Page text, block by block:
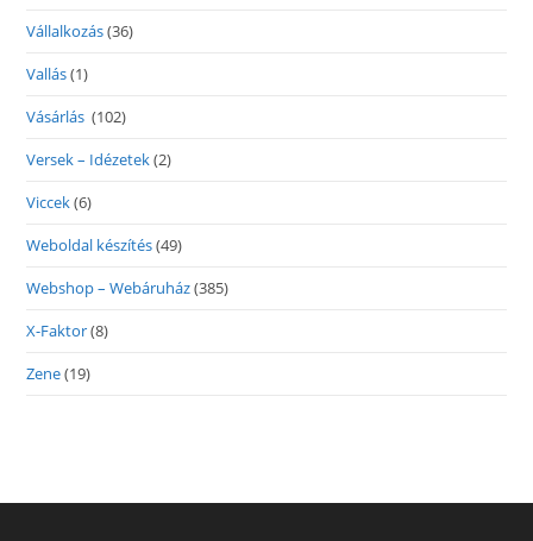
Vállalkozás(36)
Vallás(1)
Vásárlás (102)
Versek – Idézetek(2)
Viccek(6)
Weboldal készítés(49)
Webshop – Webáruház(385)
X-Faktor(8)
Zene(19)